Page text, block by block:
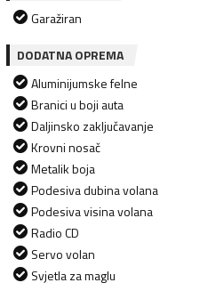
Garažiran
DODATNA OPREMA
Aluminijumske felne
Branici u boji auta
Daljinsko zaključavanje
Krovni nosač
Metalik boja
Podesiva dubina volana
Podesiva visina volana
Radio CD
Servo volan
Svjetla za maglu